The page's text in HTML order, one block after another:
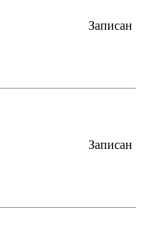
Записан
Записан